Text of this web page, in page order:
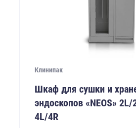
Клинипак
Шкаф для сушки и
эндоскопов «NEOS» 2L/
4L/4R